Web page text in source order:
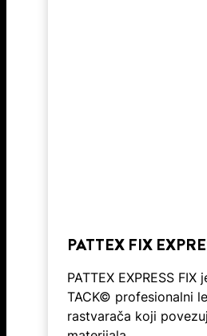
PATTEX FIX
PATTEX EXPRESS
TACK© profesionalni
rastvarača koji